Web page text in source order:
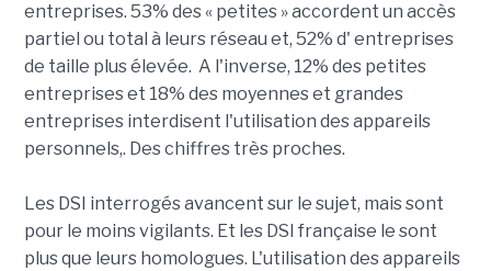
entreprises. 53% des « petites » accordent un accès
partiel ou total à leurs réseau et, 52% d' entreprises
de taille plus élevée. A l'inverse, 12% des petites
entreprises et 18% des moyennes et grandes
entreprises interdisent l'utilisation des appareils
personnels,. Des chiffres très proches.
Les DSI interrogés avancent sur le sujet, mais sont
pour le moins vigilants. Et les DSI française le sont
plus que leurs homologues. L'utilisation des appareils